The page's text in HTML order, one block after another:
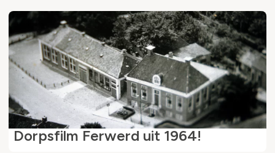
Dorpsfilm Ferwerd uit 1964!